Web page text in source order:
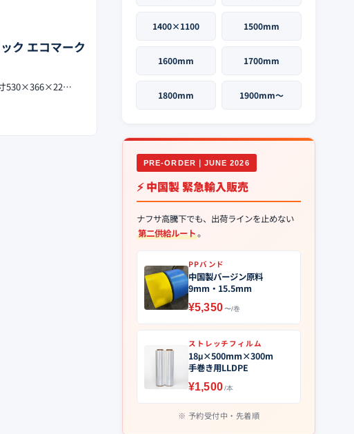
ク エコマーク
寸530×366×22…
1400×1100 1500mm
1600mm 1700mm
1800mm 1900mm〜
PRE-ORDER｜JUNE 2026
⚡ 中国製 緊急輸入販売
ナフサ高騰下でも、出荷ラインを止めない
第二供給ルート。
PPバンド
中国製バージン原料
9mm・15.5mm
¥5,350〜/巻
ストレッチフィルム
18μ×500mm×300m
手巻き用LLDPE
¥1,500/本
予約受付中・先着順